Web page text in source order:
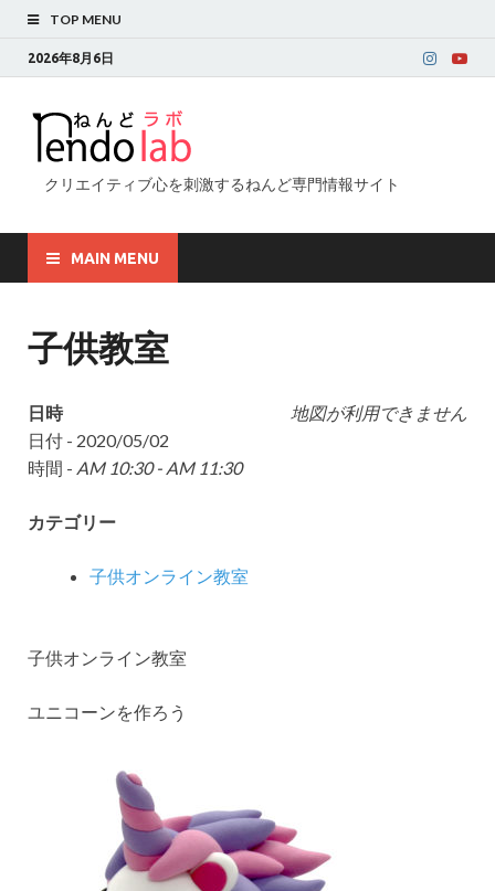
TOP MENU
2026年8月6日
クリエイティブ心を刺激するねんど専門情報サイト
MAIN MENU
子供教室
地図が利用できません
日時
日付 - 2020/05/02
時間 - AM 10:30 - AM 11:30
カテゴリー
子供オンライン教室
子供オンライン教室
ユニコーンを作ろう